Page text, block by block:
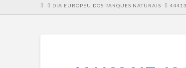
HOMEDIA EUROPEU DOS PARQUES NATURAIS